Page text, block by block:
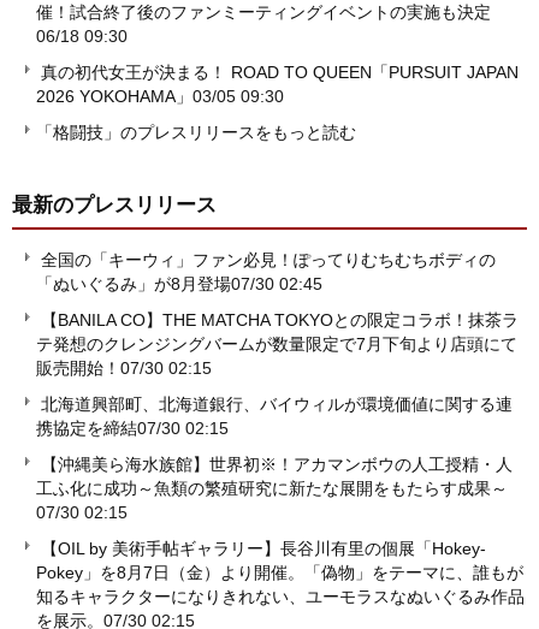
催！試合終了後のファンミーティングイベントの実施も決定
06/18 09:30
真の初代女王が決まる！ ROAD TO QUEEN「PURSUIT JAPAN
2026 YOKOHAMA」 03/05 09:30
「格闘技」のプレスリリースをもっと読む
最新のプレスリリース
全国の「キーウィ」ファン必見！ぽってりむちむちボディの
「ぬいぐるみ」が8月登場07/30 02:45
【BANILA CO】THE MATCHA TOKYOとの限定コラボ！抹茶ラ
テ発想のクレンジングバームが数量限定で7月下旬より店頭にて
販売開始！ 07/30 02:15
北海道興部町、北海道銀行、バイウィルが環境価値に関する連
携協定を締結07/30 02:15
【沖縄美ら海水族館】世界初※！アカマンボウの人工授精・人
工ふ化に成功～魚類の繁殖研究に新たな展開をもたらす成果～
07/30 02:15
【OIL by 美術手帖ギャラリー】長谷川有里の個展「Hokey-
Pokey」を8月7日（金）より開催。「偽物」をテーマに、誰もが
知るキャラクターになりきれない、ユーモラスなぬいぐるみ作品
を展示。 07/30 02:15